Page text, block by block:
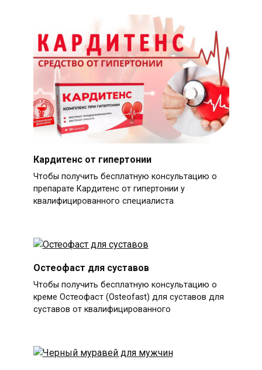
Кардитенс от гипертонии
Чтобы получить бесплатную консультацию о
препарате Кардитенс от гипертонии у
квалифицированного специалиста
Остеофаст для суставов
Чтобы получить бесплатную консультацию о
креме Остеофаст (Osteofast) для суставов для
суставов от квалифицированного